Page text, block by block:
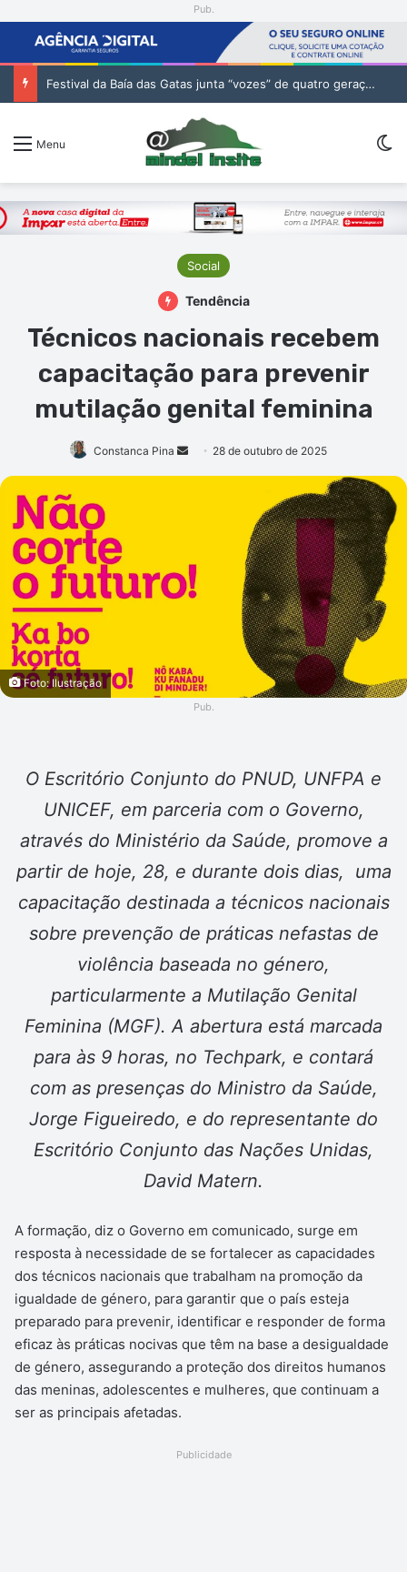
Pub.
Festival da Baía das Gatas junta “vozes” de quatro gerações da música cabo-verdiana na segunda noite
Menu
Social
Tendência
Técnicos nacionais recebem
capacitação para prevenir
mutilação genital feminina
Constanca Pina
Mande28 de outubro de 2025
Foto: Ilustração
Pub.
O Escritório Conjunto do PNUD, UNFPA e
UNICEF, em parceria com o Governo,
através do Ministério da Saúde, promove a
partir de hoje, 28, e durante dois dias, uma
capacitação destinada a técnicos nacionais
sobre prevenção de práticas nefastas de
violência baseada no género,
particularmente a Mutilação Genital
Feminina (MGF). A abertura está marcada
para às 9 horas, no Techpark, e contará
com as presenças do Ministro da Saúde,
Jorge Figueiredo, e do representante do
Escritório Conjunto das Nações Unidas,
David Matern.
A formação, diz o Governo em comunicado, surge em
resposta à necessidade de se fortalecer as capacidades
dos técnicos nacionais que trabalham na promoção da
igualdade de género, para garantir que o país esteja
preparado para prevenir, identificar e responder de forma
eficaz às práticas nocivas que têm na base a desigualdade
de género, assegurando a proteção dos direitos humanos
das meninas, adolescentes e mulheres, que continuam a
ser as principais afetadas.
Publicidade